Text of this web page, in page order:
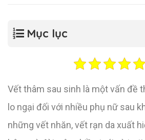
Mục lục
Vết thâm sau sinh là một vấn đề
lo ngại đối với nhiều phụ nữ sau
những vết nhăn, vết rạn da xuất